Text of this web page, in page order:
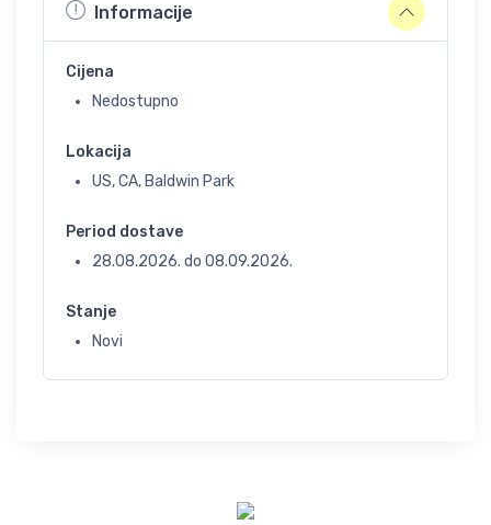
Informacije
Cijena
Nedostupno
Lokacija
US, CA, Baldwin Park
Period dostave
28.08.2026. do 08.09.2026.
Stanje
Novi